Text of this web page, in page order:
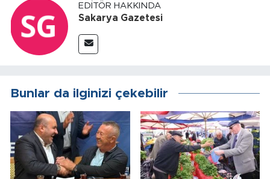
EDITÖR HAKKINDA
Sakarya Gazetesi
Bunlar da ilginizi çekebilir